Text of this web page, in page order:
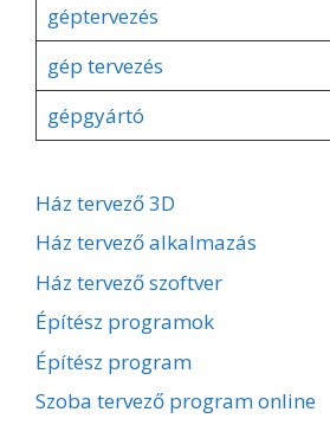
géptervezés
gép tervezés
gépgyártó
Ház tervező 3D
Ház tervező alkalmazás
Ház tervező szoftver
Építész programok
Építész program
Szoba tervező program online